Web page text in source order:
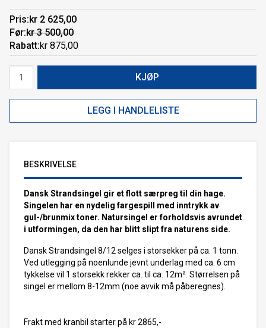
Pris kr 2 625,00
Før kr 3 500,00
Rabatt kr 875,00
KJØP
LEGG I HANDLELISTE
BESKRIVELSE
Dansk Strandsingel gir et flott særpreg til din hage.
Singelen har en nydelig fargespill med inntrykk av
gul-/brunmix toner. Natursingel er forholdsvis avrundet
i utformingen, da den har blitt slipt fra naturens side.
Dansk Strandsingel 8/12 selges i storsekker på ca. 1 tonn.
Ved utlegging på noenlunde jevnt underlag med ca. 6 cm
tykkelse vil 1 storsekk rekker ca. til ca. 12m². Størrelsen på
singel er mellom 8-12mm (noe avvik må påberegnes).
Frakt med kranbil starter på kr 2865,-